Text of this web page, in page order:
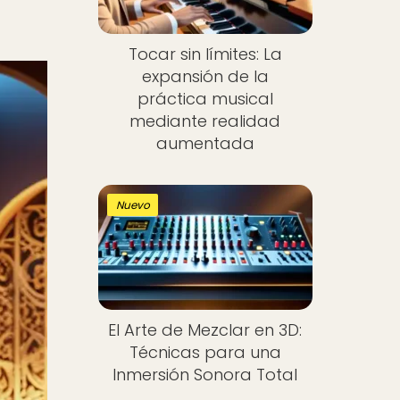
Tocar sin límites: La
expansión de la
práctica musical
mediante realidad
aumentada
Nuevo
El Arte de Mezclar en 3D:
Técnicas para una
Inmersión Sonora Total